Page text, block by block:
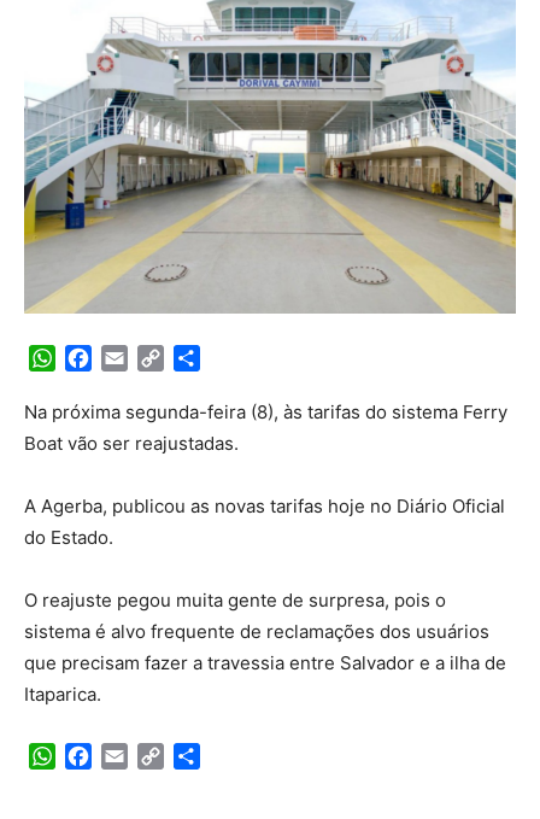
WhatsApp
Facebook
Email Copy
Na próxima segunda-feira (8), às tarifas do sistema Ferry
Boat vão ser reajustadas.
A Agerba, publicou as novas tarifas hoje no Diário Oficial
do Estado.
O reajuste pegou muita gente de surpresa, pois o
sistema é alvo frequente de reclamações dos usuários
que precisam fazer a travessia entre Salvador e a ilha de
Itaparica.
WhatsApp
Facebook
Email Copy